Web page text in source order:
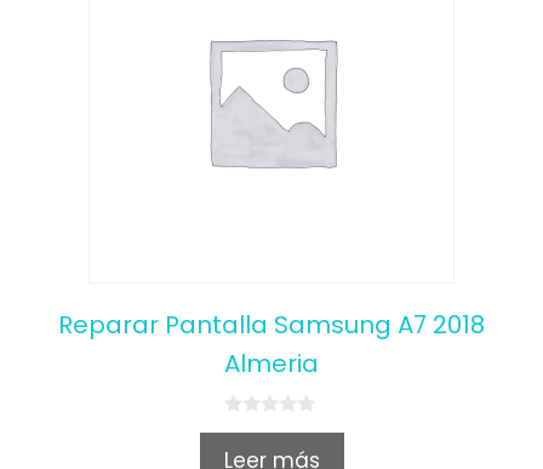
Reparar Pantalla Samsung A7 2018
Almeria
0
u
Leer más